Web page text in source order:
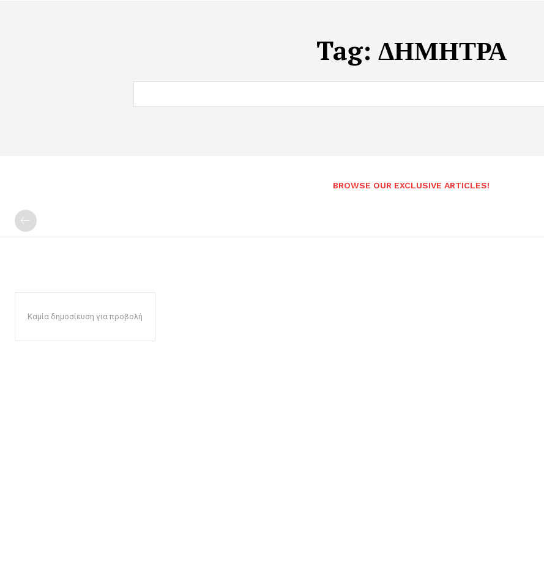
Tag: ΔΗΜΗΤΡΑ
BROWSE OUR EXCLUSIVE ARTICLES!
Καμία δημοσίευση για προβολή